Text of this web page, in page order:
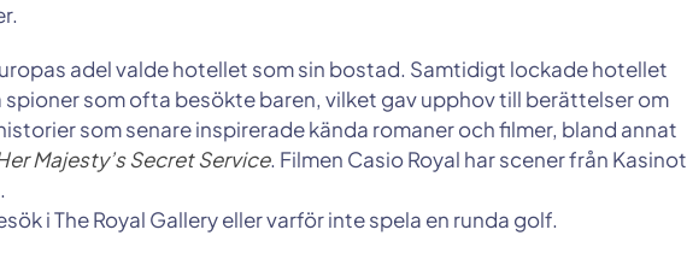
adel valde hotellet som sin bostad. Samtidigt lockade hotellet
som ofta besökte baren, vilket gav upphov till berättelser om
som senare inspirerade kända romaner och filmer, bland annat
Majesty’s Secret Service. Filmen Casio Royal har scener från Kasinot
i The Royal Gallery eller varför inte spela en runda golf.